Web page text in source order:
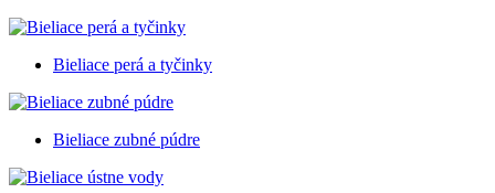
Bieliace perá a tyčinky
Bieliace zubné púdre